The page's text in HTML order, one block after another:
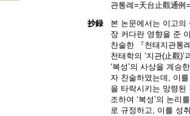
관통례=天台止觀通例
抄録
본 논문에서는 이고
장 커다란 영향을 준
찬술한 『천태지관통
천태학의 ‘지관(止觀
‘복성’의 사상을 계승
자 찬술하였는데, 이
을 타락시키는 망령된
조하여 ‘복성’의 논리
로 규정하고, 이를 성